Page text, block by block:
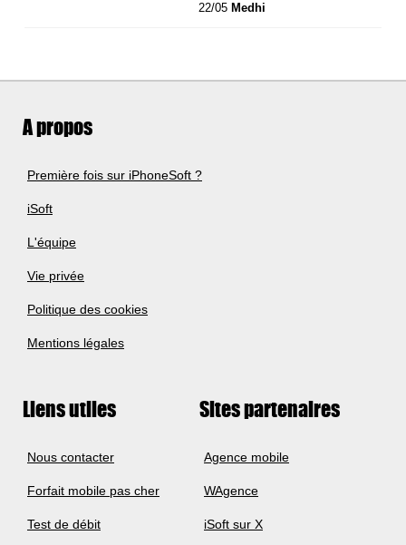
22/05 Medhi
A propos
Première fois sur iPhoneSoft ?
iSoft
L'équipe
Vie privée
Politique des cookies
Mentions légales
Liens utiles
Nous contacter
Forfait mobile pas cher
Test de débit
Sites partenaires
Agence mobile
WAgence
iSoft sur X